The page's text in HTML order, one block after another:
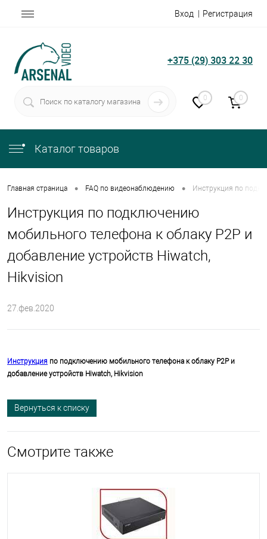
Вход Регистрация
+375 (29) 303 22 30
0 0
Каталог товаров
Главная страница • FAQ по видеонаблюдению • Инструкция по
Инструкция по подключению
мобильного телефона к облаку P2P и
добавление устройств Hiwatch,
Hikvision
27.фев.2020
Инструкция по подключению мобильного телефона к облаку P2P и
добавление устройств Hiwatch, Hikvision
Вернуться к списку
Смотрите также